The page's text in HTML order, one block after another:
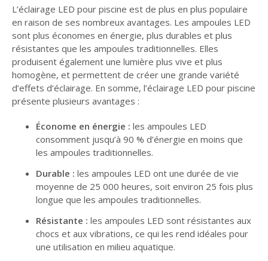
L’éclairage LED pour piscine est de plus en plus populaire
en raison de ses nombreux avantages. Les ampoules LED
sont plus économes en énergie, plus durables et plus
résistantes que les ampoules traditionnelles. Elles
produisent également une lumière plus vive et plus
homogène, et permettent de créer une grande variété
d’effets d’éclairage. En somme, l’éclairage LED pour piscine
présente plusieurs avantages :
Économe en énergie : les ampoules LED
consomment jusqu’à 90 % d’énergie en moins que
les ampoules traditionnelles.
Durable : les ampoules LED ont une durée de vie
moyenne de 25 000 heures, soit environ 25 fois plus
longue que les ampoules traditionnelles.
Résistante : les ampoules LED sont résistantes aux
chocs et aux vibrations, ce qui les rend idéales pour
une utilisation en milieu aquatique.